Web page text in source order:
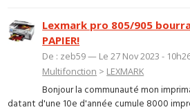
Lexmark pro 805/905
PAPIER!
De : zeb59 — Le 27 Nov 2023 -
Multifonction > LEXMARK
Bonjour la communauté mon
datant d'une 10e d'année cumule 8000